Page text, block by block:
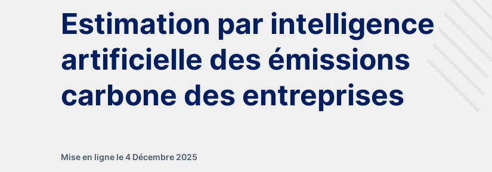
Estimation par intelligence
artificielle des émissions
carbone des entreprises
Mise en ligne le 4 Décembre 2025